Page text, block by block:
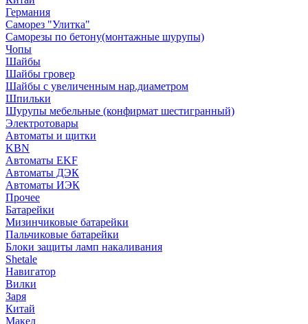
Германия
Саморез "Улитка"
Саморезы по бетону(монтажные шурупы)
Чопы
Шайбы
Шайбы гровер
Шайбы с увеличенным нар.диаметром
Шпильки
Шурупы мебельные (конфирмат шестигранный)
Электротовары
Автоматы и щитки
KBN
Автоматы EKF
Автоматы ДЭК
Автоматы ИЭК
Прочее
Батарейки
Мизинчиковые батарейки
Пальчиковые батарейки
Блоки защиты ламп накаливания
Shetale
Навигатор
Вилки
Заря
Китай
Макел